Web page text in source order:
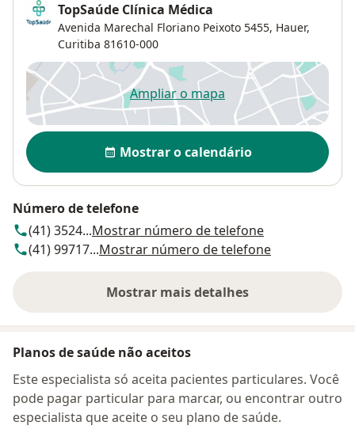
TopSaúde Clínica Médica
Avenida Marechal Floriano Peixoto 5455, Hauer,
Curitiba 81610-000
Ampliar o mapaabre num novo separador
Disponibilidade
Mostrar o calendário
Número de telefone
(41) 3524...Mostrar número de telefone
(41) 99717...Mostrar número de telefone
Mostrar mais detalhes
sobre o endereço
Planos de saúde não aceitos
Este especialista só aceita pacientes particulares. Você
pode pagar particular para marcar, ou encontrar outro
especialista que aceite o seu plano de saúde.